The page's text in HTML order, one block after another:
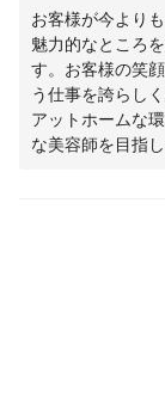
お客様が今より
魅力的なところ
す。お客様の笑
う仕事を誇らしく
アットホームな
な美容師を目指